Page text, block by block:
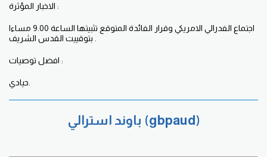
الاخبار المؤثرة :
اجتماع الفدرالي الامريكي وقرار الفائدة المتوقع تثبيتها الساعة 9.00 مساءا
افضل توصيات :
باوند استرالي (gbpaud)